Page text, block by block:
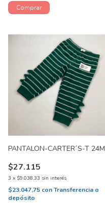
PANTALON-CARTER´S-T 24M
$27.115
3 x $9.038,33 sin interés
$23.047,75 conTransferencia o
depósito